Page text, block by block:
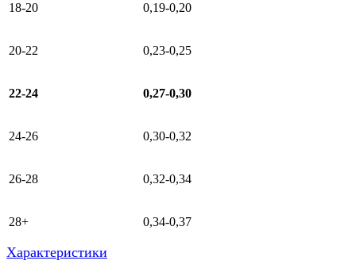
18-20 0,19-0,20
20-22 0,23-0,25
22-24 0,27-0,30
24-26 0,30-0,32
26-28 0,32-0,34
28+ 0,34-0,37
Характеристики